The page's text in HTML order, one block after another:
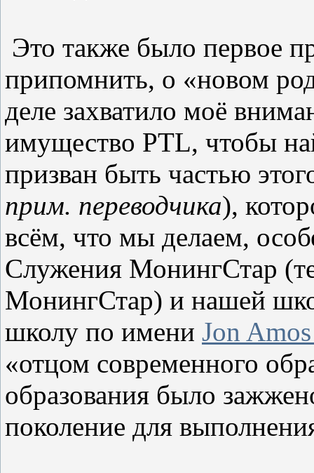
Это также было первое
припомнить, о «новом
деле захватило моё
имущество PTL, чтобы
призван быть частью
прим. переводчика),
всём, что мы делаем,
Служения МонингСтар
МонингСтар) и нашей
школу по имени Jon Amos
«отцом современного
образования было
поколение для